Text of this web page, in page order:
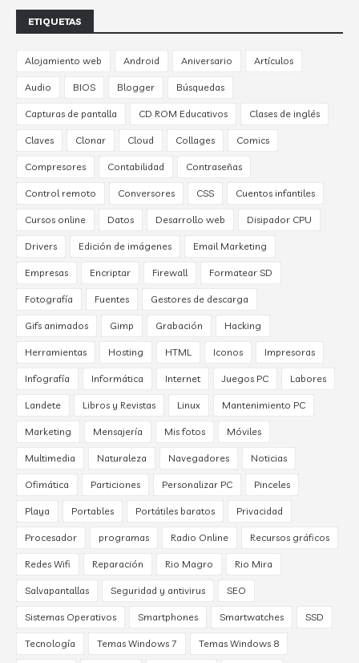
ETIQUETAS
Alojamiento web Android Aniversario Artículos
Audio BIOS Blogger Búsquedas
Capturas de pantalla CD ROM Educativos Clases de inglés
Claves Clonar Cloud Collages Comics
Compresores Contabilidad Contraseñas
Control remoto Conversores CSS Cuentos infantiles
Cursos online Datos Desarrollo web Disipador CPU
Drivers Edición de imágenes Email Marketing
Empresas Encriptar Firewall Formatear SD
Fotografía Fuentes Gestores de descarga
Gifs animados Gimp Grabación Hacking
Herramientas Hosting HTML Iconos Impresoras
Infografía Informática Internet Juegos PC Labores
Landete Libros y Revistas Linux Mantenimiento PC
Marketing Mensajería Mis fotos Móviles
Multimedia Naturaleza Navegadores Noticias
Ofimática Particiones Personalizar PC Pinceles
Playa Portables Portátiles baratos Privacidad
Procesador programas Radio Online Recursos gráficos
Redes Wifi Reparación Rio Magro Rio Mira
Salvapantallas Seguridad y antivirus SEO
Sistemas Operativos Smartphones Smartwatches SSD
Tecnología Temas Windows 7 Temas Windows 8